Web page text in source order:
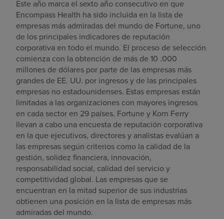
Este año marca el sexto año consecutivo en que
Encompass Health ha sido incluida en la lista de
empresas más admiradas del mundo de Fortune, uno
de los principales indicadores de reputación
corporativa en todo el mundo. El proceso de selección
comienza con la obtención de más de 10 .000
millones de dólares por parte de las empresas más
grandes de EE. UU. por ingresos y de las principales
empresas no estadounidenses. Estas empresas están
limitadas a las organizaciones con mayores ingresos
en cada sector en 29 países. Fortune y Korn Ferry
llevan a cabo una encuesta de reputación corporativa
en la que ejecutivos, directores y analistas evalúan a
las empresas según criterios como la calidad de la
gestión, solidez financiera, innovación,
responsabilidad social, calidad del servicio y
competitividad global. Las empresas que se
encuentran en la mitad superior de sus industrias
obtienen una posición en la lista de empresas más
admiradas del mundo.